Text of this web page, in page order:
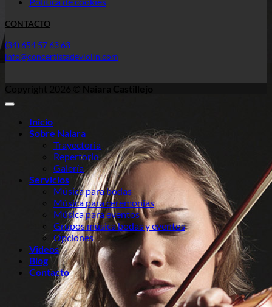
CONTACTO
(34) 654 57 63 63
info@concertistadeviolin.com
Inicio
Sobre Naiara
Trayectoria
Repertorio
Galería
Servicios
Música para bodas
Música para ceremonias
Música para eventos
Grupos música bodas y eventos
Opciones
Videos
Blog
Contacto